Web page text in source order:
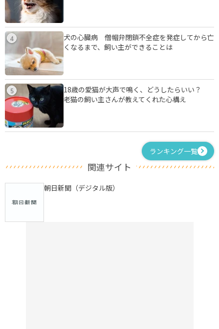
4
犬の心臓病 僧帽弁閉鎖不全症を発症してから亡
くなるまで、飼い主ができることは
5
18歳の愛猫が大声で鳴く、どうしたらいい？
老猫の飼い主さんが教えてくれた心構え
ランキング一覧
関連サイト
朝日新聞（デジタル版）